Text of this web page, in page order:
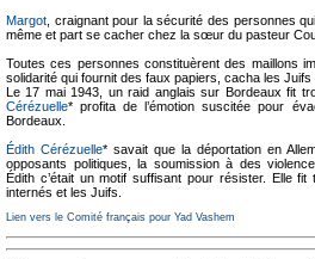
Margot , craignant pour la sécurité des personnes
même et part se cacher chez la sœur du pasteur
Toutes ces personnes constituèrent des maillons
solidarité qui fournit des faux papiers, cacha les Juifs
Le 17 mai 1943, un raid anglais sur Bordeaux fit
Cérézuelle* profita de l’émotion suscitée pour
Bordeaux.
Édith Cérézuelle* savait que la déportation en
opposants politiques, la soumission à des
Édith c’était un motif suffisant pour résister. Elle
internés et les Juifs.
Lien vers le Comité français pour Yad Vashem